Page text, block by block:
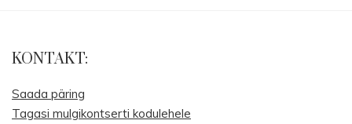
navigation
KONTAKT:
Saada päring
Tagasi mulgikontserti kodulehele